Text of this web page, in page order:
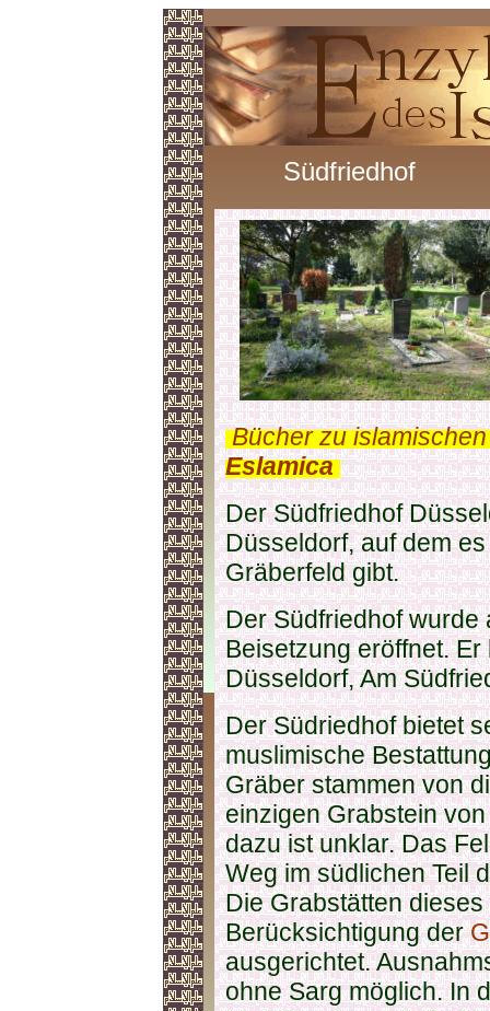
Südfriedhof
.Bücher zu
Eslamica.
Der Südfriedhof
Düsseldorf, auf dem
Gräberfeld gibt.
Der Südfriedhof wurde
Beisetzung eröffnet.
Düsseldorf, Am
Der Südriedhof bietet
muslimische
Gräber stammen von
einzigen Grabstein
dazu ist unklar. Das
Weg im südlichen Teil
Die Grabstätten
Berücksichtigung der
ausgerichtet.
ohne Sarg möglich. In